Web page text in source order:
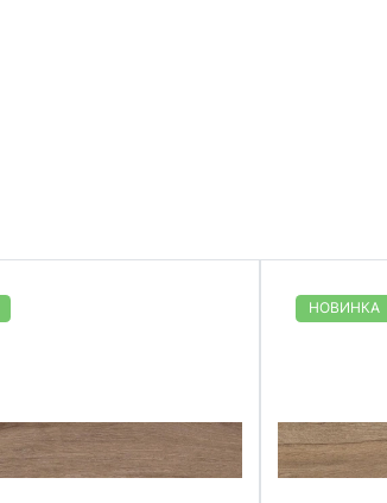
НОВИНКА